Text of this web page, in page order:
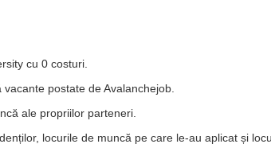
cu 0 costuri.
postate de Avalanchejob.
ale propriilor parteneri.
locurile de muncă pe care le-au aplicat și